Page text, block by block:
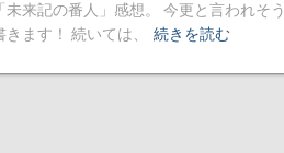
未来記の番人」感想。 今更と言われそう
きます！ 続いては、
続きを読む